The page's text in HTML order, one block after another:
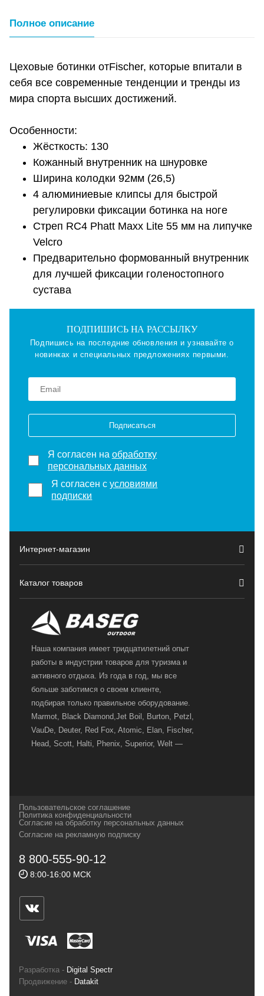
Полное описание
Цеховые ботинки отFischer, которые впитали в
себя все современные тенденции и тренды из
мира спорта высших достижений.
Особенности:
Жёсткость: 130
Кожанный внутренник на шнуровке
Ширина колодки 92мм (26,5)
4 алюминиевые клипсы для быстрой
регулировки фиксации ботинка на ноге
Стреп RC4 Phatt Maxx Lite 55 мм на липучке
Velcro
Предварительно формованный внутренник
для лучшей фиксации голеностопного
сустава
ПОДПИШИСЬ НА РАССЫЛКУ
Подпишись на последние обновления и узнавайте о
новинках и специальных предложениях первыми.
Подписаться
Я согласен на обработку
персональных данных
Я согласен сусловиями
подписки
Интернет-магазин
Каталог товаров
Наша компания имеет тридцатилетний опыт
работы в индустрии товаров для туризма и
активного отдыха. Из года в год, мы все
больше заботимся о своем клиенте,
подбирая только правильное оборудование.
Marmot, Black Diamond,Jet Boil, Burton, Petzl,
VauDe, Deuter, Red Fox, Atomic, Elan, Fischer,
Head, Scott, Halti, Phenix, Superior, Welt —
и взыскательных путешественников,
спортсменов и отдыхающих.
Геннадьевич
ИНН 590300057023 ОГРН 304590319000121
ул.Советская, 25, магазин Басег.
Тел./факс (342) 2101242
Пользовательское соглашение
Политика конфиденциальности
Согласие на обработку персональных данных
Согласие на рекламную подписку
8 800-555-90-12
8:00-16:00 МСК
Разработка - Digital Spectr
Продвижение - Datakit